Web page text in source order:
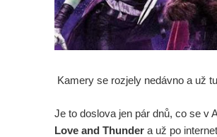
Kamery se rozjely nedávno a už
Je to doslova jen pár dnů, co se v
Love and Thunder a už po